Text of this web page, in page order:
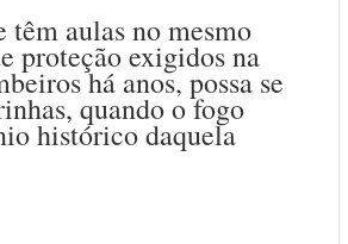
têm aulas no mesmo
proteção exigidos na
há anos, possa se
quando o fogo
histórico daquela